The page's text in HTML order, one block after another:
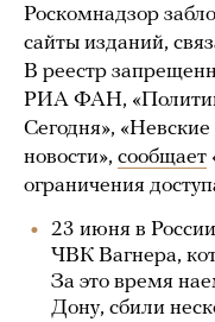
Роскомнадзор
сайты изданий,
В реестр
РИА ФАН,
Сегодня»,
новости», сообщает
ограничения
23 июня в
ЧВК Вагнера,
За это время
Дону, сбили